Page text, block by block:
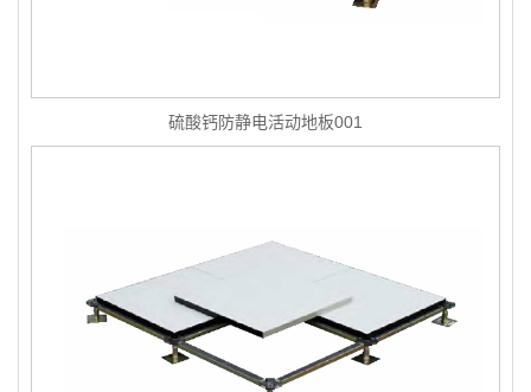
硫酸钙防静电活动地板001